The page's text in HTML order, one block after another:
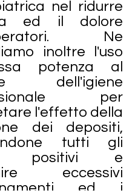
nel ridurre
ed il dolore
Ne
inoltre l'uso
potenza al
dell'igiene
per
l'effetto della
dei depositi,
tutti gli
positivi e
eccessivi
ed i